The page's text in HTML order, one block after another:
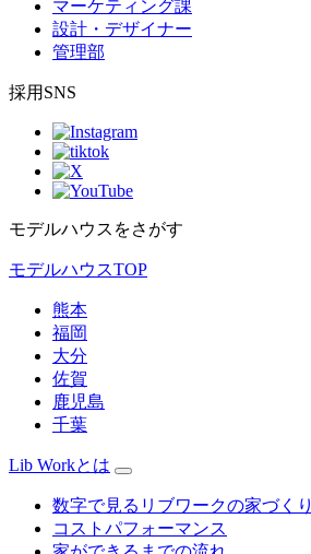
マーケティング課
設計・デザイナー
管理部
採用SNS
モデルハウスをさがす
モデルハウスTOP
熊本
福岡
大分
佐賀
鹿児島
千葉
Lib Workとは
数字で見るリブワークの家づくり
コストパフォーマンス